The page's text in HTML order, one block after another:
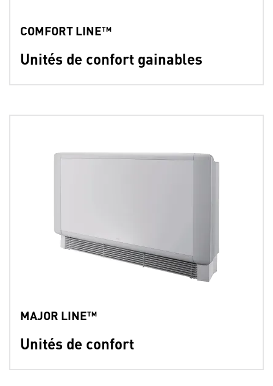
Unités de confort gainables
COMFORT LINE™
Unités de confort
MAJOR LINE™